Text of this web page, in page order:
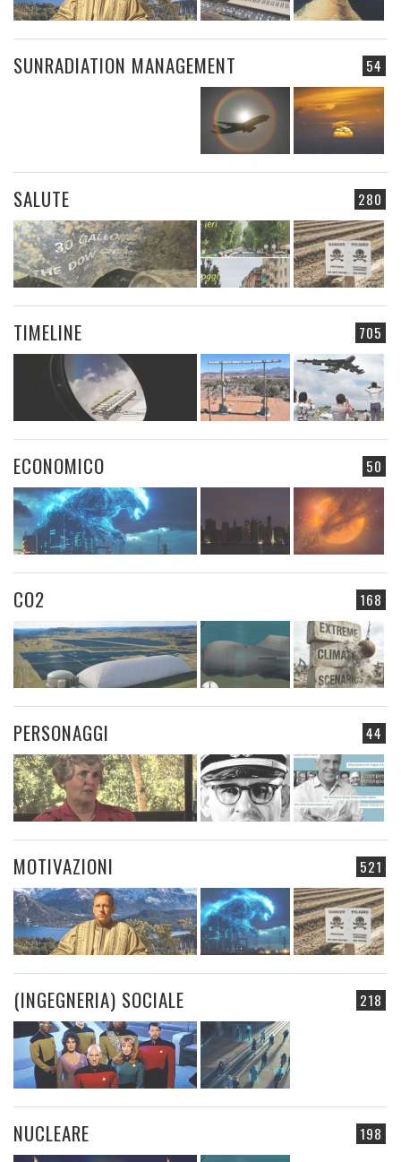
54
SUNRADIATION MANAGEMENT
280
SALUTE
705
TIMELINE
50
ECONOMICO
168
CO2
44
PERSONAGGI
521
MOTIVAZIONI
218
(INGEGNERIA) SOCIALE
198
NUCLEARE